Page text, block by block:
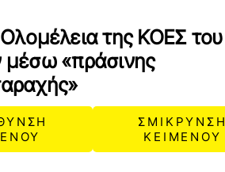
της ΚΟΕΣ του
«πράσινης
ΣΜΙΚΡΥΝΣΗ
ΚΕΙΜΕΝΟΥ